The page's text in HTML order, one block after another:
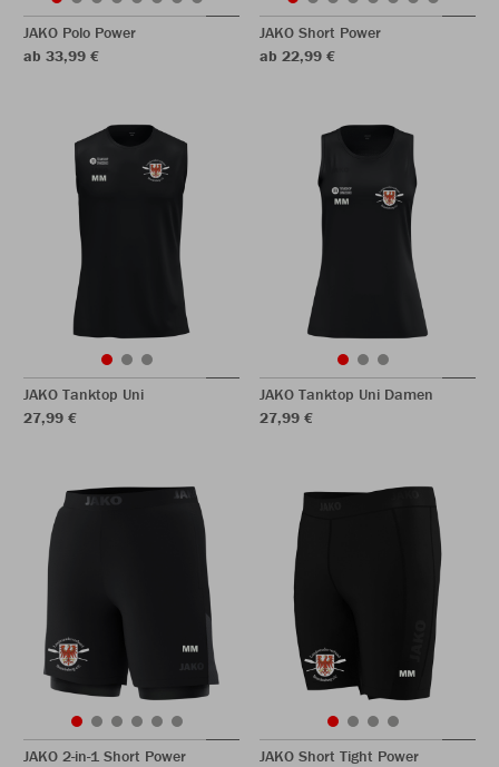
JAKO Polo Power
ab 33,99 €
JAKO Short Power
ab 22,99 €
JAKO Tanktop Uni
27,99 €
JAKO Tanktop Uni Damen
27,99 €
JAKO 2-in-1 Short Power
JAKO Short Tight Power